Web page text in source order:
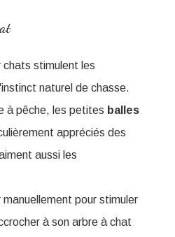
chats stimulent les
naturel de chasse.
à pêche, les petites balles
appréciés des
aussi les
pour stimuler
à son arbre à chat